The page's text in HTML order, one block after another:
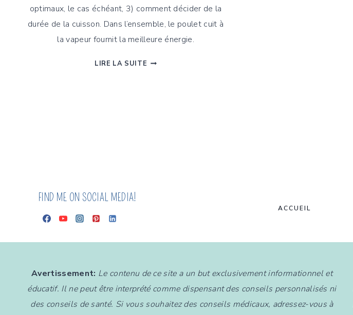
optimaux, le cas échéant, 3) comment décider de la
durée de la cuisson. Dans l’ensemble, le poulet cuit à
la vapeur fournit la meilleure énergie.
LIRE LA SUITE TOUTES
FIND ME ON SOCIAL MEDIA!
ACCUEIL
Avertissement: Le contenu de ce site a un but exclusivement informationnel et
éducatif. Il ne peut être interprété comme dispensant des conseils personnalisés ni
des conseils de santé. Si vous souhaitez des conseils médicaux, adressez-vous à